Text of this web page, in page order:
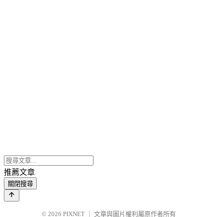
推薦文章
關閉搜尋
© 2026 PIXNET 文章與圖片權利屬原作者所有